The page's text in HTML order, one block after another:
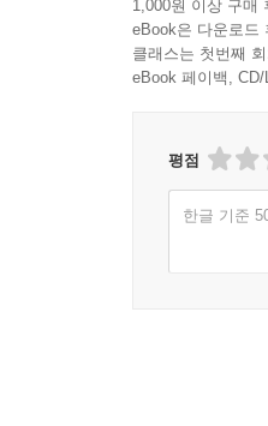
1,000원 이상 구매
eBook은 다운로드
클래스는 첫번째
eBook 페이백,
평점
한글 기준